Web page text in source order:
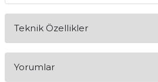
Teknik Özellikler
Uyumluluk
Yorumlar